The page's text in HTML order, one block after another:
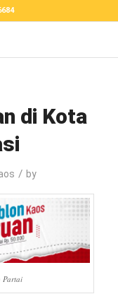
di Kota
/ by
Partai